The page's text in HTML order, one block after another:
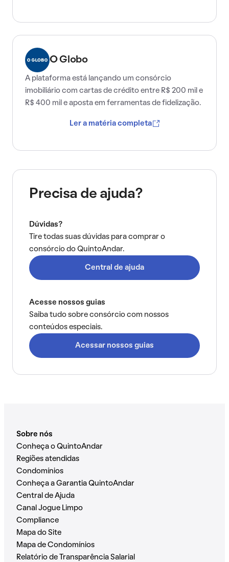
O Globo
A plataforma está lançando um consórcio
imobiliário com cartas de crédito entre R$ 200 mil e
R$ 400 mil e aposta em ferramentas de fidelização.
Ler a matéria completa
Precisa de ajuda?
Dúvidas?
Tire todas suas dúvidas para comprar o
consórcio do QuintoAndar.
Central de ajuda
Acesse nossos guias
Saiba tudo sobre consórcio com nossos
conteúdos especiais.
Acessar nossos guias
Sobre nós
Conheça o QuintoAndar
Regiões atendidas
Condomínios
Conheça a Garantia QuintoAndar
Central de Ajuda
Canal Jogue Limpo
Compliance
Mapa do Site
Mapa de Condomínios
Relatório de Transparência Salarial